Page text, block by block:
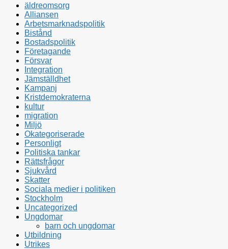
äldreomsorg
Alliansen
Arbetsmarknadspolitik
Bistånd
Bostadspolitik
Företagande
Försvar
Integration
Jämställdhet
Kampanj
Kristdemokraterna
kultur
migration
Miljö
Okategoriserade
Personligt
Politiska tankar
Rättsfrågor
Sjukvård
Skatter
Sociala medier i politiken
Stockholm
Uncategorized
Ungdomar
barn och ungdomar
Utbildning
Utrikes